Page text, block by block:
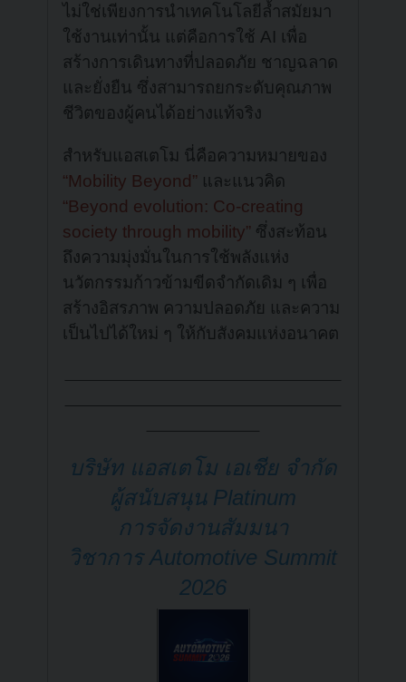
ไม่ใช่เพียงการนำเทคโนโลยีล้ำสมัยมา
ใช้งานเท่านั้น แต่คือการใช้ AI เพื่อ
สร้างการเดินทางที่ปลอดภัย ชาญฉลาด
และยั่งยืน ซึ่งสามารถยกระดับคุณภาพ
ชีวิตของผู้คนได้อย่างแท้จริง
สำหรับแอสเตโม นี่คือความหมายของ
“Mobility Beyond” และแนวคิด
“Beyond evolution: Co-creating
society through mobility” ซึ่งสะท้อน
ถึงความมุ่งมั่นในการใช้พลังแห่ง
นวัตกรรมก้าวข้ามขีดจำกัดเดิม ๆ เพื่อ
สร้างอิสรภาพ ความปลอดภัย และความ
เป็นไปได้ใหม่ ๆ ให้กับสังคมแห่งอนาคต
บริษัท แอสเตโม เอเชีย จำกัด
ผู้สนับสนุน Platinum
การจัดงานสัมมนา
วิชาการ Automotive Summit
2026